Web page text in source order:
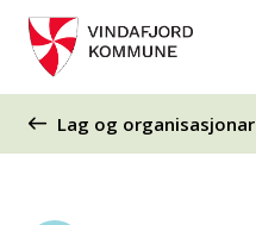
Du er her:
Lag og organisasjonar